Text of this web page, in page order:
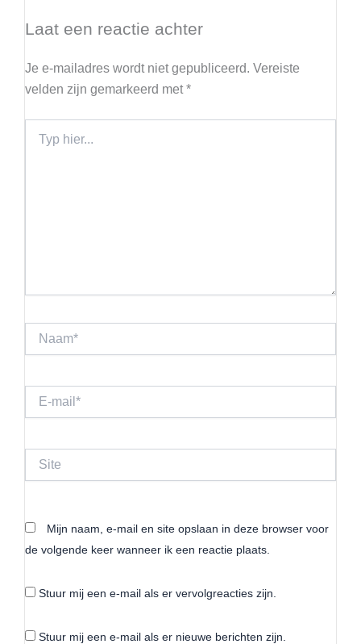
Laat een reactie achter
Je e-mailadres wordt niet gepubliceerd. Vereiste
velden zijn gemarkeerd met*
hier...
mail*
Mijn naam, e-mail en site opslaan in deze browser voor
de volgende keer wanneer ik een reactie plaats.
Stuur mij een e-mail als er vervolgreacties zijn.
Stuur mij een e-mail als er nieuwe berichten zijn.